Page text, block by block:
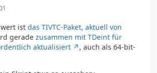
ist das TIVTC-Paket, aktuell von
gerade zusammen mit TDeint für
aktualisiert
, auch als 64-bit-